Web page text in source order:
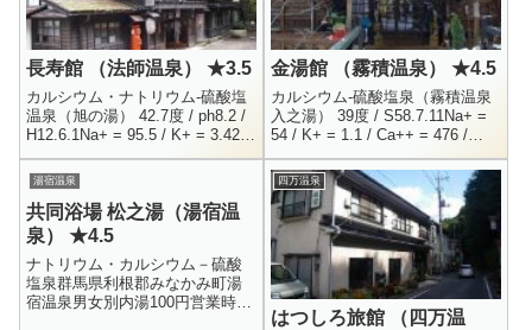
長寿館 （法師温泉） ★3.5
カルシウム・ナトリウム-硫酸塩
温泉（旭の湯） 42.7度 / ph8.2 /
H12.6.1Na+ = 95.5 / K+ = 3.42 /
Mg++ = 0.2 / Ca++ =...
金湯館 （霧積温泉） ★4.5
カルシウム-硫酸塩泉（霧積温泉
入之湯） 39度 / S58.7.11Na+ =
54 / K+ = 1.1 / Ca++ = 476 /
Mg++ = 0.72Cl- = 45....
湯宿温泉
共同浴場 松之湯（湯宿温
泉） ★4.5
ナトリウム・カルシウム－硫酸
塩泉群馬県利根郡みなかみ町湯
宿温泉男女別内湯100円営業時間
四万温泉
はつしろ旅館 （四万温